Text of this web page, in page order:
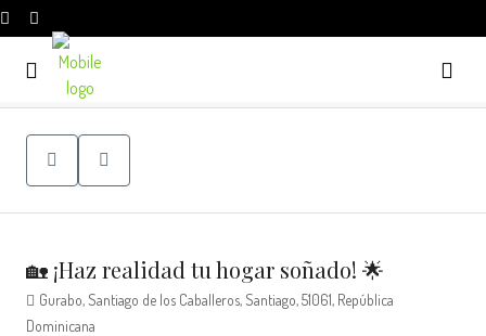
🏡 ¡Haz realidad tu hogar soñado! 🌟
Gurabo, Santiago de los Caballeros, Santiago, 51061, República
Dominicana